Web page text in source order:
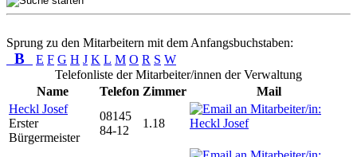
Sprung zu den Mitarbeitern mit dem Anfangsbuchstaben:
B E F G H J K L M O R S W
Telefonliste der Mitarbeiter/innen der Verwaltung
Name
Telefon Zimmer
Mail
Heckl Josef
Erster
Bürgermeister
08145
84-12
1.18